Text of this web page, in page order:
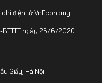
chí điện tử VnEconomy
BTTTT ngày 26/6/2020
Giấy, Hà Nội